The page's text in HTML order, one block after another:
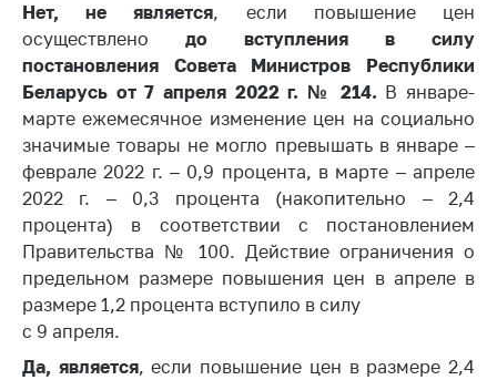
Белорусская
универсальная
товарная биржа
Общественная
жизнь
Идеологическая
работа
Официальные
геральдические
символы
5 лет МАРТ
Деятельность
Нет, не является, если повышение цен
осуществлено до вступления в силу
постановления Совета Министров Республики
Беларусь от 7 апреля 2022 г. № 214. В январе-
марте ежемесячное изменение цен на социально
значимые товары не могло превышать в январе –
феврале 2022 г. – 0,9 процента, в марте – апреле
2022 г. – 0,3 процента (накопительно – 2,4
процента) в соответствии с постановлением
Правительства № 100. Действие ограничения о
предельном размере повышения цен в апреле в
размере 1,2 процента вступило в силу
с 9 апреля.
Да, является, если повышение цен в размере 2,4